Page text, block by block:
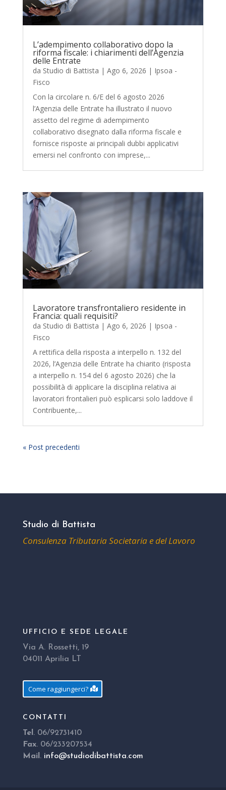
L’adempimento collaborativo dopo la
riforma fiscale: i chiarimenti dell’Agenzia
delle Entrate
da Studio di Battista | Ago 6, 2026 | Ipsoa -
Fisco
Con la circolare n. 6/E del 6 agosto 2026
l’Agenzia delle Entrate ha illustrato il nuovo
assetto del regime di adempimento
collaborativo disegnato dalla riforma fiscale e
fornisce risposte ai principali dubbi applicativi
emersi nel confronto con imprese,...
Lavoratore transfrontaliero residente in
Francia: quali requisiti?
da Studio di Battista | Ago 6, 2026 | Ipsoa -
Fisco
A rettifica della risposta a interpello n. 132 del
2026, l’Agenzia delle Entrate ha chiarito (risposta
a interpello n. 154 del 6 agosto 2026) che la
possibilità di applicare la disciplina relativa ai
lavoratori frontalieri può esplicarsi solo laddove il
Contribuente,...
« Post precedenti
Studio di Battista
Consulenza Tributaria Societaria e del Lavoro
UFFICIO E SEDE LEGALE
Via A. Rossetti, 19
04011 Aprilia LT
Come raggiungerci?
CONTATTI
Tel . 06/92731410
Fax. 06/233207534
Mail . info@studiodibattista.com